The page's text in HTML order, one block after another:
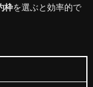
枠を選ぶと効率的で